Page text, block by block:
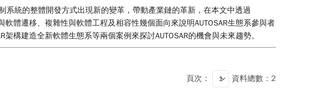
系統的整體開發方式出現新的變革，帶動產業鏈的革新，在本文中透過
體遷移、複雜性與軟體工程及相容性幾個面向來說明AUTOSAR生態系參與者
構建造全新軟體生態系等兩個案例來探討AUTOSAR的機會與未來趨勢。
頁次： 資料總數：2